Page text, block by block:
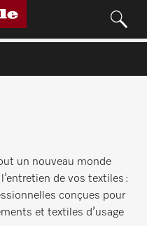
un nouveau monde
de vos textiles :
conçues pour
et textiles d’usage